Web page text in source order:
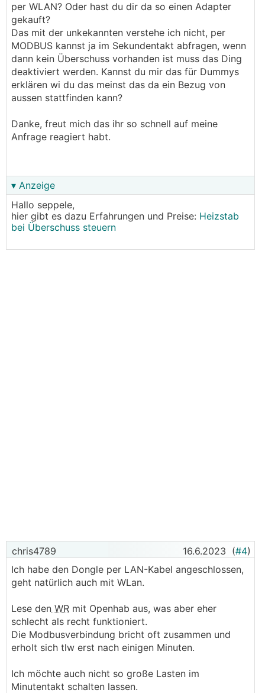
per WLAN? Oder hast du dir da so einen Adapter
gekauft?
Das mit der unkekannten verstehe ich nicht, per
MODBUS kannst ja im Sekundentakt abfragen, wenn
dann kein Überschuss vorhanden ist muss das Ding
deaktiviert werden. Kannst du mir das für Dummys
erklären wi du das meinst das da ein Bezug von
aussen stattfinden kann?
Danke, freut mich das ihr so schnell auf meine
Anfrage reagiert habt.
▾ Anzeige
Hallo seppele,
hier gibt es dazu Erfahrungen und Preise: Heizstab
bei Überschuss steuern
chris4789 16.6.2023 (#4)
Ich habe den Dongle per LAN-Kabel angeschlossen,
geht natürlich auch mit WLan.
Lese den WR mit Openhab aus, was aber eher
schlecht als recht funktioniert.
Die Modbusverbindung bricht oft zusammen und
erholt sich tlw erst nach einigen Minuten.
Ich möchte auch nicht so große Lasten im
Minutentakt schalten lassen.